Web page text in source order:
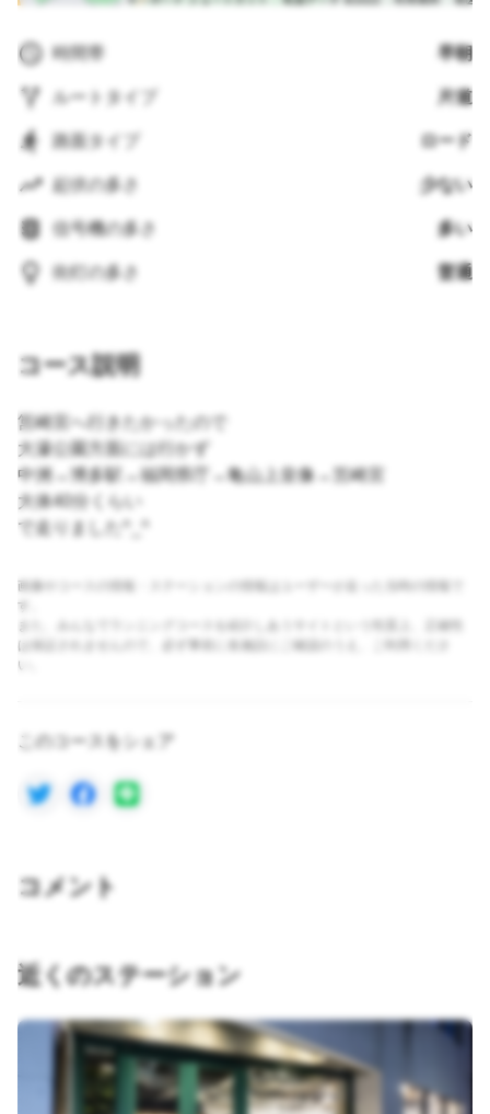
時間帯 早朝
ルートタイプ 片道
路面タイプ ロード
起伏の多さ 少ない
信号機の多さ 多い
街灯の多さ 普通
コース説明
筥崎宮へ行きたかったので
大濠公園方面には行かず
中洲→博多駅→福岡県庁→亀山上皇像→筥崎宮
大体40分くらい
で走りました^_^
画像やコースの情報・ステーションの情報はユーザーが走った当時の情報で
す。
また、みんなでランニングコースを紹介しあうサイトという性質上、正確性
は保証されませんので、必ず事前に各施設にご確認のうえ、ご利用くださ
い。
このコースをシェア
コメント
近くのステーション